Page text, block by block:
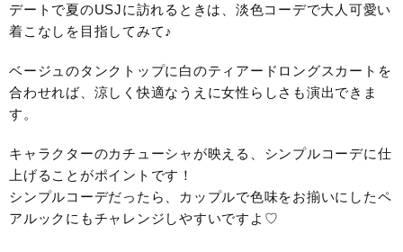
デートで夏のUSJに訪れるときは、淡色コーデで大人可愛い
着こなしを目指してみて♪
ベージュのタンクトップに白のティアードロングスカートを
合わせれば、涼しく快適なうえに女性らしさも演出できま
す。
キャラクターのカチューシャが映える、シンプルコーデに仕
上げることがポイントです！
シンプルコーデだったら、カップルで色味をお揃いにしたペ
アルックにもチャレンジしやすいですよ♡